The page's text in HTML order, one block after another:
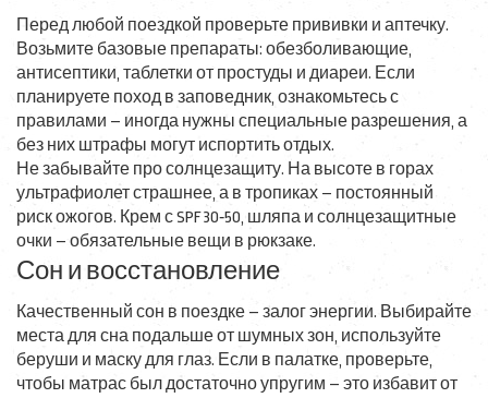
Перед любой поездкой проверьте прививки и аптечку.
Возьмите базовые препараты: обезболивающие,
антисептики, таблетки от простуды и диареи. Если
планируете поход в заповедник, ознакомьтесь с
правилами – иногда нужны специальные разрешения, а
без них штрафы могут испортить отдых.
Не забывайте про солнцезащиту. На высоте в горах
ультрафиолет страшнее, а в тропиках – постоянный
риск ожогов. Крем с SPF 30‑50, шляпа и солнцезащитные
очки – обязательные вещи в рюкзаке.
Сон и восстановление
Качественный сон в поездке – залог энергии. Выбирайте
места для сна подальше от шумных зон, используйте
беруши и маску для глаз. Если в палатке, проверьте,
чтобы матрас был достаточно упругим – это избавит от